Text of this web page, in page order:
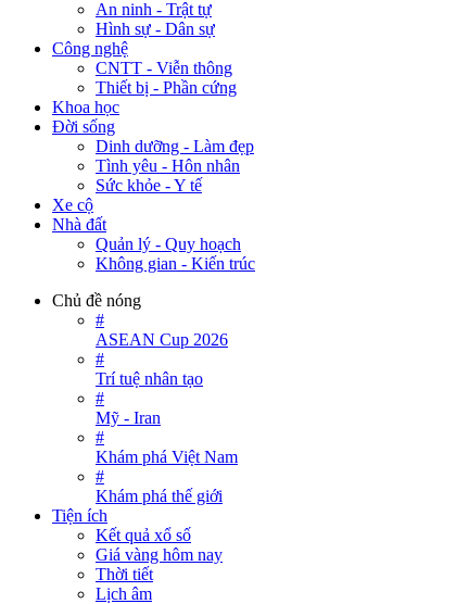
An ninh - Trật tự
Hình sự - Dân sự
Công nghệ
CNTT - Viễn thông
Thiết bị - Phần cứng
Khoa học
Đời sống
Dinh dưỡng - Làm đẹp
Tình yêu - Hôn nhân
Sức khỏe - Y tế
Xe cộ
Nhà đất
Quản lý - Quy hoạch
Không gian - Kiến trúc
Chủ đề nóng
#
ASEAN Cup 2026
#
Trí tuệ nhân tạo
#
Mỹ - Iran
#
Khám phá Việt Nam
#
Khám phá thế giới
Tiện ích
Kết quả xổ số
Giá vàng hôm nay
Thời tiết
Lịch âm